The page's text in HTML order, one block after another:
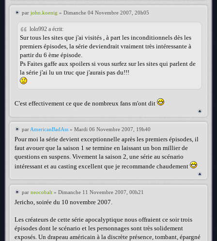
par john.koenig » Dimanche 04 Novembre 2007, 20h05
lolo992 a écrit:
Sur tous les sites que j'ai visités , à part les inconditionnels dès les
premiers épisodes, la série deviendrait vraiment très intéressante à
partir du 6 ème épisode.
Ps Faites gaffe aux spoilers si vous surfez sur les sites qui parlent de
la série j'ai lu un truc que j'aurais pas du!!!
C'est effectivement ce que de nombreux fans m'ont dit
par AmericanBadAss » Mardi 06 Novembre 2007, 19h40
Pour moi la série devient exceptionnelle après les premiers épisodes, il
faut avouer que la saison 1 se termine en laissant un bon millier de
questions en suspens. Vivement la saison 2, une série au scénario
intéressant et au casting excellent que je recommande chaudement
par neocobalt » Dimanche 11 Novembre 2007, 00h21
Jericho, soirée du 10 novembre 2007.
Les créateurs de cette série apocalyptique nous offraient ce soir trois
épisodes dont le scénario et les personnages sont très solidement
exposés. Un drapeau américain à la discrète présence, tombant, épargné